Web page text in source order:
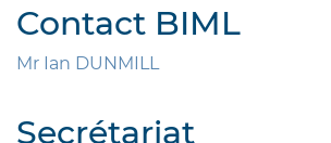
Contact BIML
Mr Ian DUNMILL
Secrétariat